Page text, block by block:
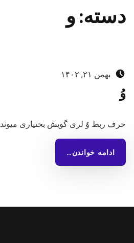
دسته:و
ارسال‌شده در:
بهمن ۲۱, ۱۴۰۲
وُ
حرف ربط وُ لری گویش بختیاری میوند
ادامه خواندن…